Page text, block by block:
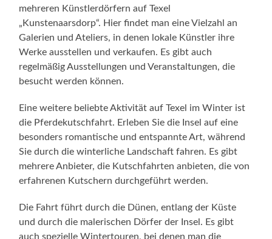
mehreren Künstlerdörfern auf Texel
„Kunstenaarsdorp“. Hier findet man eine Vielzahl an
Galerien und Ateliers, in denen lokale Künstler ihre
Werke ausstellen und verkaufen. Es gibt auch
regelmäßig Ausstellungen und Veranstaltungen, die
besucht werden können.
Eine weitere beliebte Aktivität auf Texel im Winter ist
die Pferdekutschfahrt. Erleben Sie die Insel auf eine
besonders romantische und entspannte Art, während
Sie durch die winterliche Landschaft fahren. Es gibt
mehrere Anbieter, die Kutschfahrten anbieten, die von
erfahrenen Kutschern durchgeführt werden.
Die Fahrt führt durch die Dünen, entlang der Küste
und durch die malerischen Dörfer der Insel. Es gibt
auch spezielle Wintertouren, bei denen man die